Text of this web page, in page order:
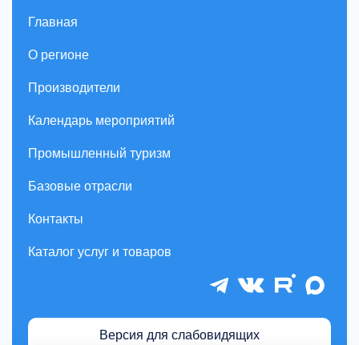
Главная
О регионе
Производители
Календарь мероприятий
Промышленный туризм
Базовые отрасли
Контакты
Каталог услуг и товаров
Версия для слабовидящих